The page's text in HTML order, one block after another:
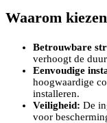
Waarom
Betrouwbare
verhoogt de
Eenvoudige
hoogwaardige
installeren.
Veiligheid: De
voor